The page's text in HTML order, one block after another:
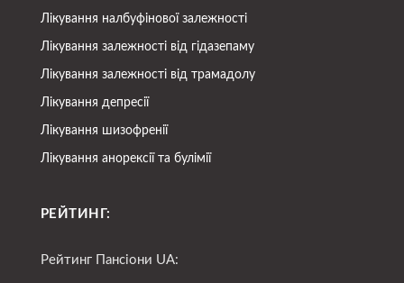
Лікування налбуфінової залежності
Лікування залежності від гідазепаму
Лікування залежності від трамадолу
Лікування депресії
Лікування шизофренії
Лікування анорексії та булімії
РЕЙТИНГ:
Рейтинг Пансіони UA: